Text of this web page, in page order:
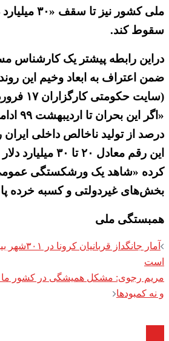
ملی کشور نیز
سقوط کند.
دراین رابطه پیشتر یک کارشناس
ضمن اعتراف به ابعاد وخیم این
درصد از تولید ناخالص داخلی
این رقم معادل ۲۰ تا
کرده «شاهد یک ورشکستگی
بخش‌های غیردولتی و کسبه خرده پا
همبستگی ملی
Post
navigation
است
مریم رجوی: مشکل همیشگی در کشور ما
و نه کمبودها